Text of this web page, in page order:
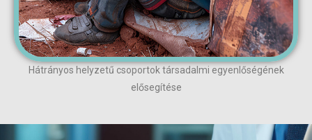
Hátrányos helyzetű csoportok társadalmi egyenlőségének
elősegítése